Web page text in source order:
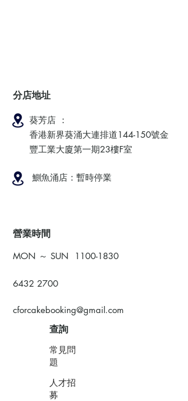
分店地址
葵芳店 ：
香港新界葵涌大連排道144-150號金
豐工業大廈第一期23樓F室
鰂魚涌店：暫時停業
​營業時間
MON ～ SUN 1100-1830
6432 2700
cforcakebooking@gmail.com
查詢
常見問
題
人才招
募